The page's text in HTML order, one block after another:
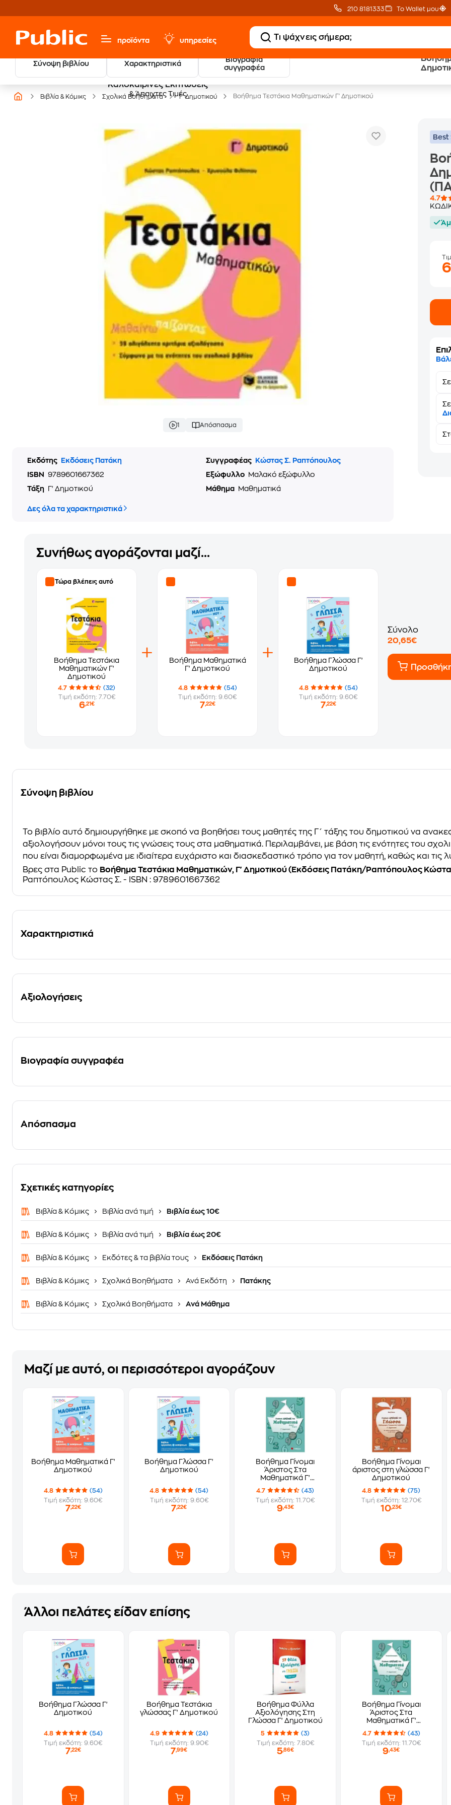
210 8181333 Το Wallet μου
προϊόντα υπηρεσίες
Σύνοψη βιβλίου Χαρακτηριστικά
Βιογραφία
συγγραφέα
Καλοκαιρινές Εκπτώσεις
& Άπαιχτες Τιμές
20 € Public επιστροφή
με Snappi
Δωρεάν
Βιβλία & Κόμικς Σχολικά Βοηθήματα Γ' Δημοτικού Βοήθημα Τεστάκια Μαθηματικών Γ' Δημοτικού
1 Απόσπασμα
Εκδότης Εκδόσεις Πατάκη Συγγραφέας
Κώστας Σ. Ραπτόπουλος
ISBN
9789601667362 Εξώφυλλο
Μαλακό εξώφυλλο
Τάξη
Γ' Δημοτικού Μάθημα Μαθηματικά
Δες όλα τα χαρακτηριστικά
Best
4.7
Συνήθως αγοράζονται μαζί...
Τώρα βλέπεις αυτό
Βοήθημα Τεστάκια
Μαθηματικών Γ'
Δημοτικού
4.7
(32)
Τιμή εκδότη: 7.70€
6,21€
Βοήθημα Μαθηματικά
Γ' Δημοτικού
4.8
(54)
Τιμή εκδότη: 9.60€
7,22€
Βοήθημα Γλώσσα Γ'
Δημοτικού
4.8
(54)
Τιμή εκδότη: 9.60€
7,22€
Σύνολο
20,65€
Σύνοψη βιβλίου
To βιβλίο αυτό δημιουργήθηκε με σκοπό να βοηθήσει τους μαθητές της Γ΄ τάξης του δημοτικού να
αξιολογήσουν μόνοι τους τις γνώσεις τους στα μαθηματικά. Περιλαμβάνει, με βάση τις ενότητες του
που είναι διαμορφωμένα με ιδιαίτερα ευχάριστο και διασκεδαστικό τρόπο για τον μαθητή, καθώς και τις
Βρες στα Public το Βοήθημα Τεστάκια Μαθηματικών, Γ' Δημοτικού (Εκδόσεις Πατάκη/Ραπτόπουλος
Ραπτόπουλος Κώστας Σ. - ISBN : 9789601667362
Χαρακτηριστικά
Αξιολογήσεις
Βιογραφία συγγραφέα
Απόσπασμα
Σχετικές κατηγορίες
Βιβλία & Κόμικς Βιβλία ανά τιμή Βιβλία έως 10€
Βιβλία & Κόμικς Βιβλία ανά τιμή Βιβλία έως 20€
Βιβλία & Κόμικς Εκδότες & τα βιβλία τους Εκδόσεις Πατάκη
Βιβλία & Κόμικς Σχολικά Βοηθήματα Ανά Εκδότη Πατάκης
Βιβλία & Κόμικς Σχολικά Βοηθήματα Ανά Μάθημα
Μαζί με αυτό, οι περισσότεροι αγοράζουν
Βοήθημα Μαθηματικά Γ'
Δημοτικού
4.8
(54)
Τιμή εκδότη: 9.60€
7,22€
Βοήθημα Γλώσσα Γ'
Δημοτικού
4.8
(54)
Τιμή εκδότη: 9.60€
7,22€
Βοήθημα Γίνομαι
Άριστος Στα
Μαθηματικά Γ'
Δημοτικού
4.7
(43)
Τιμή εκδότη: 11.70€
9,43€
Βοήθημα Γίνομαι
άριστος στη γλώσσα Γ'
Δημοτικού
4.8
(75)
Τιμή εκδότη: 12.70€
10,23€
Άλλοι πελάτες είδαν επίσης
Βοήθημα Γλώσσα Γ'
Δημοτικού
4.8
(54)
Τιμή εκδότη: 9.60€
7,22€
Βοήθημα Τεστάκια
γλώσσας Γ' Δημοτικού
4.9
(24)
Τιμή εκδότη: 9.90€
7,99€
Βοήθημα Φύλλα
Αξιολόγησης Στη
Γλώσσα Γ' Δημοτικού
5
(3)
Τιμή εκδότη: 7.80€
5,86€
Βοήθημα Γίνομαι
Άριστος Στα
Μαθηματικά Γ'
Δημοτικού
4.7
(43)
Τιμή εκδότη: 11.70€
9,43€